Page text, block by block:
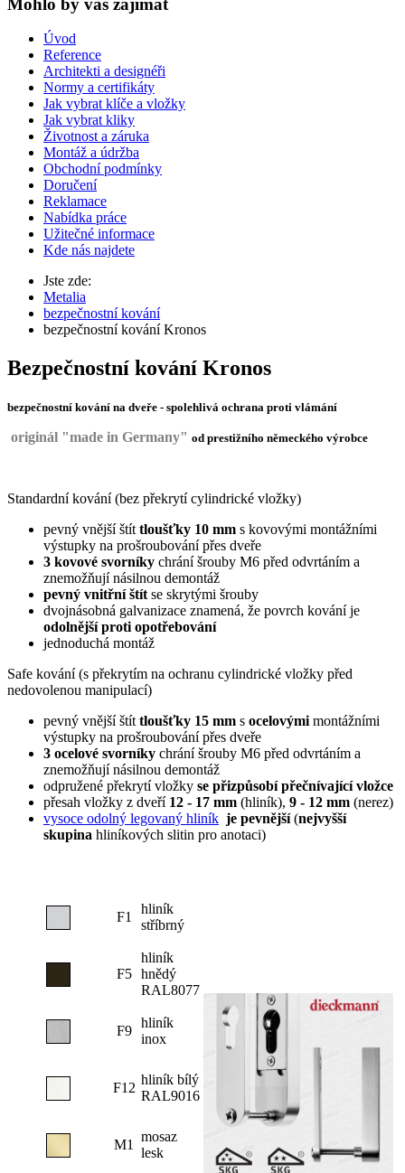
Mohlo by vas zajímat
Úvod
Reference
Architekti a designéři
Normy a certifikáty
Jak vybrat klíče a vložky
Jak vybrat kliky
Životnost a záruka
Montáž a údržba
Obchodní podmínky
Doručení
Reklamace
Nabídka práce
Užitečné informace
Kde nás najdete
Jste zde:
Metalia
bezpečnostní kování
bezpečnostní kování Kronos
Bezpečnostní kování Kronos
bezpečnostní kování na dveře - spolehlivá ochrana proti vlámání
originál "made in Germany" od prestižního německého výrobce
Standardní kování (bez překrytí cylindrické vložky)
pevný vnější štít tloušťky 10 mm s kovovými montážními
výstupky na prošroubování přes dveře
3 kovové svorníky chrání šrouby M6 před odvrtáním a
znemožňují násilnou demontáž
pevný vnitřní štít se skrytými šrouby
dvojnásobná galvanizace znamená, že povrch kování je
odolnější proti opotřebování
jednoduchá montáž
Safe kování (s překrytím na ochranu cylindrické vložky před
nedovolenou manipulací)
pevný vnější štít tloušťky 15 mm s ocelovými montážními
výstupky na prošroubování přes dveře
3 ocelové svorníky chrání šrouby M6 před odvrtáním a
znemožňují násilnou demontáž
odpružené překrytí vložky se přizpůsobí přečnívající vložce
přesah vložky z dveří 12 - 17 mm (hliník), 9 - 12 mm (nerez)
vysoce odolný legovaný hliník je pevnější(nejvyšší
skupina hliníkových slitin pro anotaci)
F1
hliník
stříbrný
F5
hliník
hnědý
RAL8077
F9
hliník
inox
F12
hliník bílý
RAL9016
M1
mosaz
lesk